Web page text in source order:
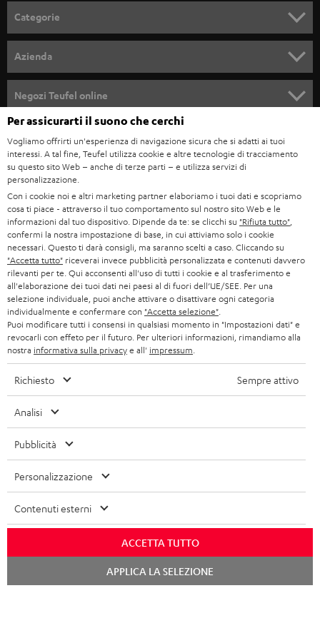
l
l
a
n
e
w
s
l
e
t
t
e
r
Categorie
SOUNDBAR
SMART HOME
BLUETOOTH
CUFFIE
CUFFIE BLUETOOTH
SET STEREO
ALTOPARLANTE
ULTIMA
CUFFIE IN-EAR
FANSHOP
NOVITÁ
Azienda
CARRIERA
STAMPA
B2B
BLOG
NEWSLETTER
NEGOZI
VANTAGGI TEUFEL
LA NOSTRA STORIA
Negozi Teufel online
GERMANIA
AUSTRIA
SVIZZERA
PAESI BASSI
BELGIO
FRANCIA
POLONIA
ITALIA
USA
errori di battitura e omissioni. Gli accessori mostrati nelle nostre foto non sono
Impressum Termini e condizioni generali
Protezione dei dati personali
EU Data Act recedere dal contratto qui
Per assicurarti il suono che cerchi
Vogliamo offrirti un'esperienza di navigazione sicura che si adatti ai tuoi
interessi. A tal fine, Teufel utilizza cookie e altre tecnologie di tracciamento
su questo sito Web – anche di terze parti – e utilizza servizi di
personalizzazione.
Con i cookie noi e altri marketing partner elaboriamo i tuoi dati e scopriamo
cosa ti piace - attraverso il tuo comportamento sul nostro sito Web e le
informazioni dal tuo dispositivo. Dipende da te: se clicchi su "Rifiuta tutto"
confermi la nostra impostazione di base, in cui attiviamo solo i cookie
necessari. Questo ti darà consigli, ma saranno scelti a caso. Cliccando su
"Accetta tutto" riceverai invece pubblicità personalizzata e contenuti davvero
rilevanti per te. Qui acconsenti all'uso di tutti i cookie e al trasferimento e
all'elaborazione dei tuoi dati nei paesi al di fuori dell’UE/SEE. Per una
selezione individuale, puoi anche attivare o disattivare ogni categoria
individualmente e confermare con "Accetta selezione"
Puoi modificare tutti i consensi in qualsiasi momento in "Impostazioni dati" e
revocarli con effeto per il futuro. Per ulteriori informazioni, rimandiamo alla
nostra informativa sulla privacye all' impressum
Richiesto Sempre attivo
Analisi
Pubblicità
Personalizzazione
Contenuti esterni
ACCETTA TUTTO
APPLICA LA SELEZIONE